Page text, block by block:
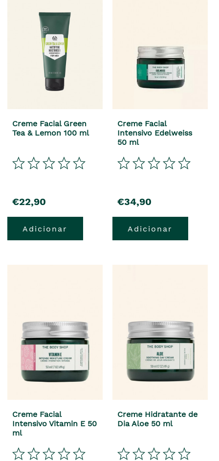
Creme Facial Green
Tea & Lemon 100 ml
precio
€22,90
Adicionar
Creme Facial
Intensivo Edelweiss
50 ml
precio
€34,90
Adicionar
Creme Facial
Intensivo Vitamin E 50
ml
Creme Hidratante de
Dia Aloe 50 ml